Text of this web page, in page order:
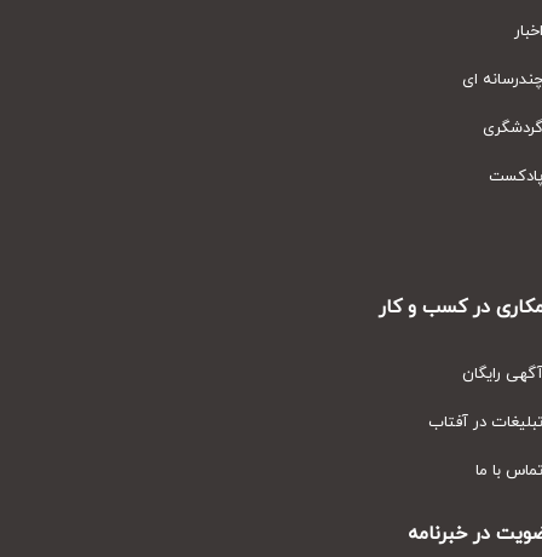
ای
در کسب و کار
رایگان
در آفتاب
با ما
در خبرنامه